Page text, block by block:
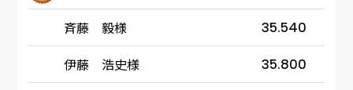
斉藤 毅様 35.540
伊藤 浩史様 35.800